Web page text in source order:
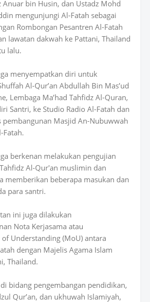
Anuar bin Husin, dan Ustadz Mohd
mengunjungi Al-Fatah sebagai
Rombongan Pesantren Al-Fatah
lawatan dakwah ke Pattani, Thailand
lalu.
menyempatkan diri untuk
Al-Qur’an Abdullah Bin Mas’ud
Lembaga Ma’had Tahfidz Al-Quran,
Santri, ke Studio Radio Al-Fatah dan
pembangunan Masjid An-Nubuwwah
Fatah.
berkenan melakukan pengujian
Al-Qur'an muslimin dan
memberikan beberapa masukan dan
para santri.
ini juga dilakukan
Nota Kerjasama atau
Understanding (MoU) antara
dengan Majelis Agama Islam
Thailand.
bidang pengembangan pendidikan,
Qur’an, dan ukhuwah Islamiyah,